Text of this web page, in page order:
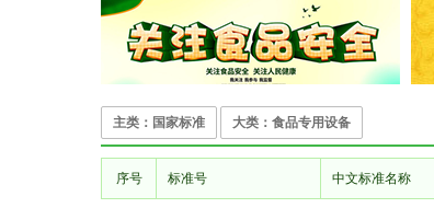
主类：国家标准 大类：食品专用设备
序号 标准号 中文标准名称